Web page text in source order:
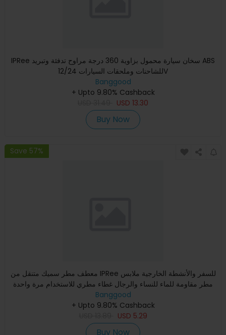
IPRee سخان سيارة محمول بزاوية 360 درجة مراوح تدفئة وتبريد ABS
للشاحنات وملحقات السيارات 12/24V
Banggood
+ Upto 9.80% Cashback
USD 13.30
Buy Now
Save 57%
معطف مطر سميك متنقل من IPRee للسفر والأنشطة الخارجية ملابس
مطر مقاومة للماء للنساء والرجال غطاء مطري للاستخدام مرة واحدة
Banggood
+ Upto 9.80% Cashback
USD 5.29
Buy Now